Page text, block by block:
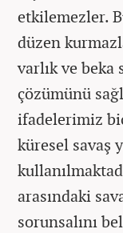
etkilemezler.
düzen
varlık ve beka
çözümünü
ifadelerimiz
küresel savaş
arasındaki
sorunsalını